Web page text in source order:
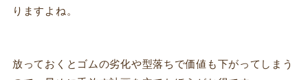
りますよね。
放っておくとゴムの劣化や型落ちで価値も下がってしまう